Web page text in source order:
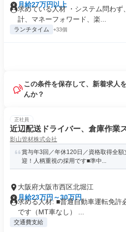
月給27万円以上
求めている人材 ・システム問わ
計、マネーフォワード、楽...
ランチタイム +33個
この条件を保存して、新着求人
んか？
正社員
近辺配送ドライバー、倉庫作業
影山管材株式会社
賞与年3回／年休120日／資格取得全
迎！人柄重視の採用です■準中...
大阪府大阪市西区北堀江
月給23万円～30万円
求める人材: ■普通自動車運転免
です（MT車なし） ...
交通費支給